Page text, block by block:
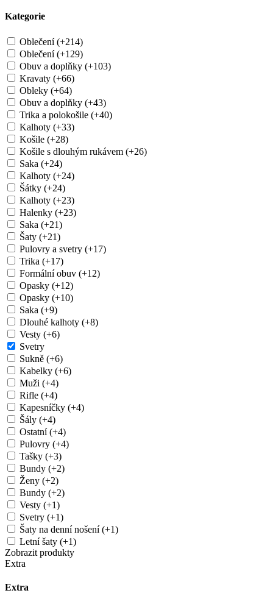
Kategorie
Oblečení (+214)
Oblečení (+129)
Obuv a doplňky (+103)
Kravaty (+66)
Obleky (+64)
Obuv a doplňky (+43)
Trika a polokošile (+40)
Kalhoty (+33)
Košile (+28)
Košile s dlouhým rukávem (+26)
Saka (+24)
Kalhoty (+24)
Šátky (+24)
Kalhoty (+23)
Halenky (+23)
Saka (+21)
Šaty (+21)
Pulovry a svetry (+17)
Trika (+17)
Formální obuv (+12)
Opasky (+12)
Opasky (+10)
Saka (+9)
Dlouhé kalhoty (+8)
Vesty (+6)
Svetry
Sukně (+6)
Kabelky (+6)
Muži (+4)
Rifle (+4)
Kapesníčky (+4)
Šály (+4)
Ostatní (+4)
Pulovry (+4)
Tašky (+3)
Bundy (+2)
Ženy (+2)
Bundy (+2)
Vesty (+1)
Svetry (+1)
Šaty na denní nošení (+1)
Letní šaty (+1)
Zobrazit produkty
Extra
Extra